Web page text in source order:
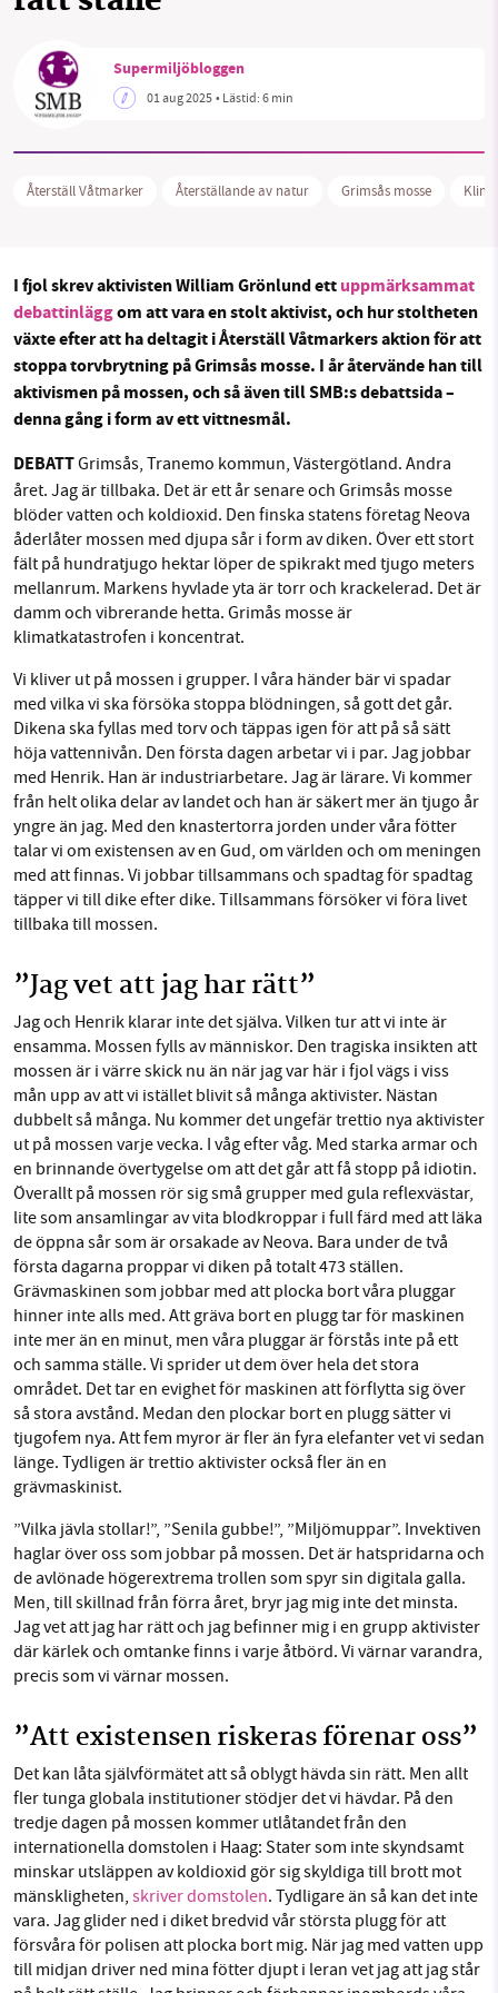
Facebook
Supermiljöbloggen
01 aug 2025• Lästid:6 min
Återställ Våtmarker Återställande av natur Grimsås mosse
I fjol skrev aktivisten William Grönlund ettuppmärksammat
debattinläggom att vara en stolt aktivist, och hur stoltheten
växte efter att ha deltagit i Återställ Våtmarkersaktion för att
stoppa torvbrytning på Grimsås mosse. I år återvände han till
aktivismen på mossen, och så även till SMB:s debattsida –
denna gång i form av ett vittnesmål.
DEBATTGrimsås, Tranemo kommun, Västergötland. Andra
året. Jag är tillbaka. Det är ett år senare och Grimsås mosse
blöder vatten och koldioxid. Den finska statens företag Neova
åderlåter mossen med djupa sår i form av diken. Över ett stort
fält på hundratjugo hektar löper de spikrakt med tjugo meters
mellanrum. Markens hyvlade yta är torr och krackelerad. Det är
damm och vibrerande hetta. Grimås mosse är
klimatkatastrofen i koncentrat.
Vi kliver ut på mossen i grupper. I våra händer bär vi spadar
med vilka vi ska försöka stoppa blödningen, så gott det går.
Dikena ska fyllas med torv och täppas igen för att på så sätt
höja vattennivån. Den första dagen arbetar vi i par. Jag jobbar
med Henrik. Han är industriarbetare. Jag är lärare. Vi kommer
från helt olika delar av landet och han är säkert mer än tjugo år
yngre än jag. Med den knastertorra jorden under våra fötter
talar vi om existensen av en Gud, om världen och om meningen
med att finnas. Vi jobbar tillsammans och spadtag för spadtag
täpper vi till dike efter dike. Tillsammans försöker vi föra livet
tillbaka till mossen.
”Jag vet att jag har rätt”
Jag och Henrik klarar inte det själva. Vilken tur att vi inte är
ensamma. Mossen fylls av människor. Den tragiska insikten att
mossen är i värre skick nu än när jag var här i fjol vägs i viss
mån upp av att vi istället blivit så många aktivister. Nästan
dubbelt så många. Nu kommer det ungefär trettio nya aktivister
ut på mossen varje vecka. I våg efter våg. Med starka armar och
en brinnande övertygelse om att det går att få stopp på idiotin.
Överallt på mossen rör sig små grupper med gula reflexvästar,
lite som ansamlingar av vita blodkroppar i full färd med att läka
de öppna sår som är orsakade av Neova. Bara under de två
första dagarna proppar vi diken på totalt 473 ställen.
Grävmaskinen som jobbar med att plocka bort våra pluggar
hinner inte alls med. Att gräva bort en plugg tar för maskinen
inte mer än en minut, men våra pluggar är förstås inte på ett
och samma ställe. Vi sprider ut dem över hela det stora
området. Det tar en evighet för maskinen att förflytta sig över
så stora avstånd. Medan den plockar bort en plugg sätter vi
tjugofem nya. Att fem myror är fler än fyra elefanter vet vi sedan
länge. Tydligen är trettio aktivister också fler än en
grävmaskinist.
”Vilka jävla stollar!”, ”Senila gubbe!”, ”Miljömuppar”. Invektiven
haglar över oss som jobbar på mossen. Det är hatspridarna och
de avlönade högerextrema trollen som spyr sin digitala galla.
Men, till skillnad från förra året, bryr jag mig inte det minsta.
Jag vet att jag har rätt och jag befinner mig i en grupp aktivister
där kärlek och omtanke finns i varje åtbörd. Vi värnar varandra,
precis som vi värnar mossen.
”Att existensen riskeras förenar oss”
Det kan låta självförmätet att så oblygt hävda sin rätt. Men allt
fler tunga globala institutioner stödjer det vi hävdar. På den
tredje dagen på mossen kommer utlåtandet från den
internationella domstolen i Haag: Stater som inte skyndsamt
minskar utsläppen av koldioxid gör sig skyldiga till brott mot
mänskligheten, skriver domstolen. Tydligare än så kan det inte
vara. Jag glider ned i diket bredvid vår största plugg för att
försvåra för polisen att plocka bort mig. När jag med vatten upp
till midjan driver ned mina fötter djupt i leran vet jag att jag står
SMB kämpar för en hållbar framtid. Sedan
starten 2010 har vår ideella redaktion drivit
miljödebatten framåt genom
nyhetsbevakning och granskningar. Nu vill vi
utveckla vårt arbete – och vi hoppas att du
Stötta vårt arbete genom att swisha en slant till
1231368703
Läs vad vi vill göra